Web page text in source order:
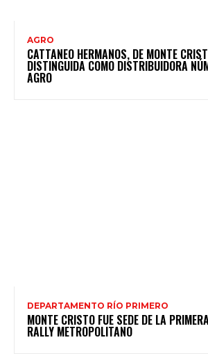
AGRO
CATTANEO HERMANOS, DE MONTE
DISTINGUIDA COMO DISTRIBUIDORA
AGRO
DEPARTAMENTO RÍO PRIMERO
MONTE CRISTO FUE SEDE DE LA
RALLY METROPOLITANO